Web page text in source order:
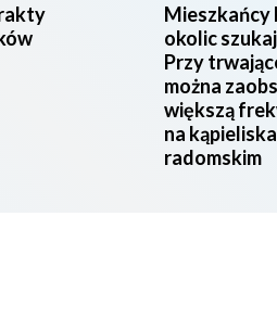
Mieszkańcy
okolic
Przy
można
większą
na
radomskim